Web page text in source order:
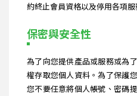
約終止會員資格以及停用各項服
保密與安全性
為了向您提供產品或服務或為
權存取您個人資料。為了保護
您不要任意將個人帳號、密碼